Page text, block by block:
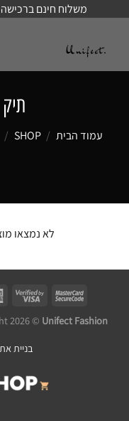
content
משלוח חינם ברכישה מעל ₪249 | מינימום
עמוד הבית /
SHOP
/
לא נמצאו
2026 © Unifect Fashion | תודה רבה לאבא |
בניית